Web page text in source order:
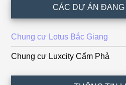
CÁC DỰ ÁN ĐANG
Chung cư Lotus Bắc Giang
Chung cư Luxcity Cẩm Phả